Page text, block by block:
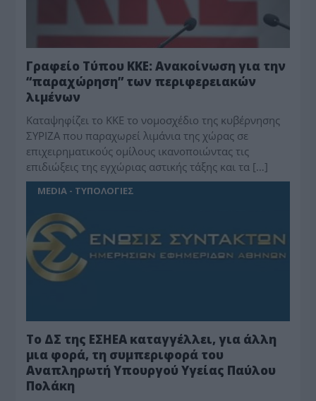
Γραφείο Τύπου ΚΚΕ: Ανακοίνωση για την
“παραχώρηση” των περιφερειακών
λιμένων
Καταψηφίζει το ΚΚΕ το νομοσχέδιο της κυβέρνησης
ΣΥΡΙΖΑ που παραχωρεί λιμάνια της χώρας σε
επιχειρηματικούς ομίλους ικανοποιώντας τις
επιδιώξεις της εγχώριας αστικής τάξης και τα […]
MEDIA - ΤΥΠΟΛΟΓΙΕΣ
Το ΔΣ της ΕΣΗΕΑ καταγγέλλει, για άλλη
μια φορά, τη συμπεριφορά του
Αναπληρωτή Υπουργού Υγείας Παύλου
Πολάκη